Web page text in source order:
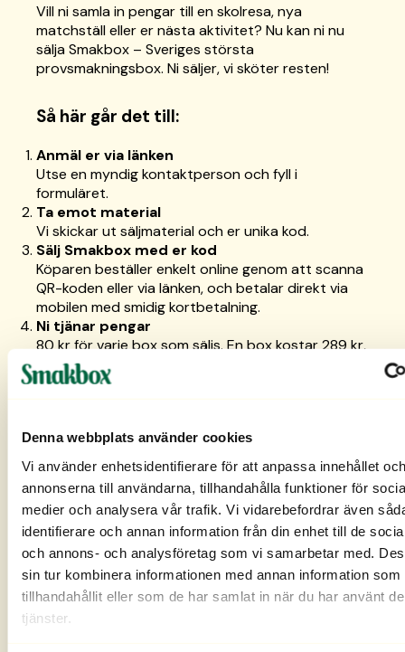
Denna webbplats använder cookies
Vi använder enhetsidentifierare för att anpassa innehållet och
annonserna till användarna, tillhandahålla funktioner för
medier och analysera vår trafik. Vi vidarebefordrar även
identifierare och annan information från din enhet till de
och annons- och analysföretag som vi samarbetar med.
sin tur kombinera informationen med annan information som
tillhandahållit eller som de har samlat in när du har använt
tjänster.
Vill ni samla in pengar till en skolresa, nya
matchställ eller er nästa aktivitet? Nu kan ni nu
sälja Smakbox – Sveriges största
provsmakningsbox. Ni säljer, vi sköter resten!
Så här går det till:
Anmäl er via länken
Utse en myndig kontaktperson och fyll i
formuläret.
Ta emot material
Vi skickar ut säljmaterial och er unika kod.
Sälj Smakbox med er kod
Köparen beställer enkelt online genom att scanna
QR-koden eller via länken, och betalar direkt via
mobilen med smidig kortbetalning.
Ni tjänar pengar
80 kr för varje box som säljs. En box kostar 289 kr,
fri frakt till ombud ingår. Ni ligger aldrig ute med
pengar och behöver aldrig betala något till
All logistik sköts av oss, ni fokuserar bara på
försäljningen.
Kontakta oss för att avsluta försäljningen
Vi betalar ut hela er samlade förtjänst viaSwish
till kontaktpersonen.
Så mycket kan ni tjäna:
15 säljare × 5 boxar var → 6 000 kr
15 säljare × 8 boxar var →